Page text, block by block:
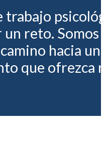
trabajo
un reto. Somos
hacia
que ofrezca